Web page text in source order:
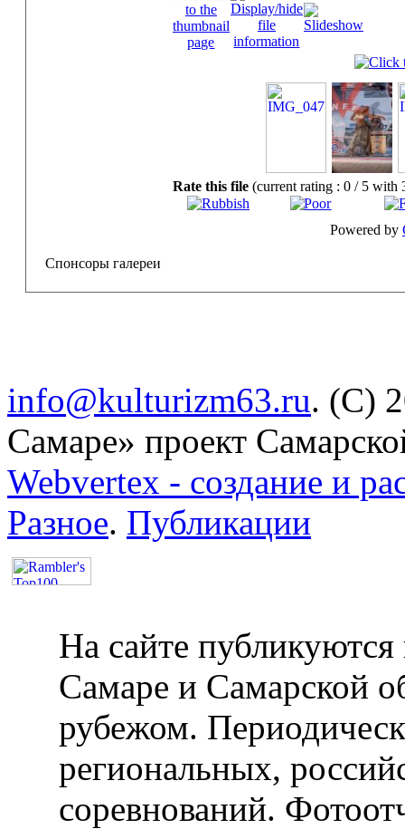
Rate this file (current rating : 0 / 5 with
Powered by
Спонсоры галереи
info@kulturizm63.ru. (C)
Самаре» проект
Webvertex - создание и
Разное. Публикации
На сайте публикуются
Самаре и Самарской
рубежом.
региональных,
соревнований.